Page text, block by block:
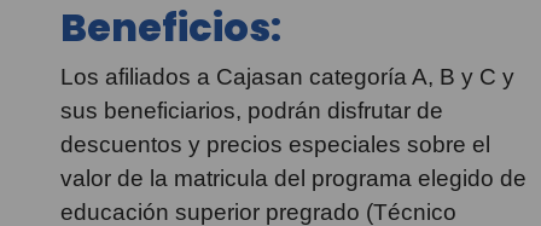
Beneficios:
Los afiliados a Cajasan categoría A, B y C y
sus beneficiarios, podrán disfrutar de
descuentos y precios especiales sobre el
valor de la matricula del programa elegido de
educación superior pregrado (Técnico